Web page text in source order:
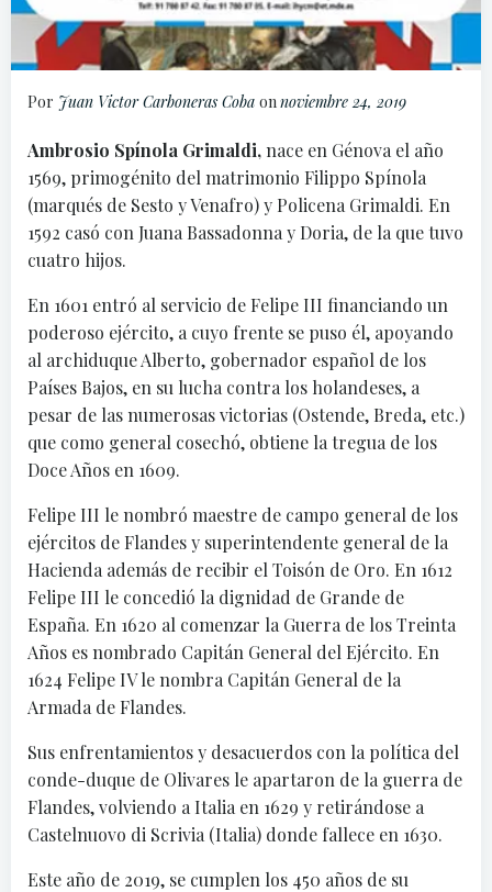
Por Juan Victor Carboneras Coba onnoviembre 24, 2019
Ambrosio Spínola Grimaldi,nace en Génova el año
1569, primogénito del matrimonio Filippo Spínola
(marqués de Sesto y Venafro) y Policena Grimaldi. En
1592 casó con Juana Bassadonna y Doria, de la que tuvo
cuatro hijos.
En 1601 entró al servicio de Felipe III financiando un
poderoso ejército, a cuyo frente se puso él, apoyando
al archiduque Alberto, gobernador español de los
Países Bajos, en su lucha contra los holandeses, a
pesar de las numerosas victorias (Ostende, Breda, etc.)
que como general cosechó, obtiene la tregua de los
Doce Años en 1609.
Felipe III le nombró maestre de campo general de los
ejércitos de Flandes y superintendente general de la
Hacienda además de recibir el Toisón de Oro. En 1612
Felipe III le concedió la dignidad de Grande de
España. En 1620 al comenzar la Guerra de los Treinta
Años es nombrado Capitán General del Ejército. En
1624 Felipe IV le nombra Capitán General de la
Armada de Flandes.
Sus enfrentamientos y desacuerdos con la política del
conde-duque de Olivares le apartaron de la guerra de
Flandes, volviendo a Italia en 1629 y retirándose a
Castelnuovo di Scrivia (Italia) donde fallece en 1630.
Este año de 2019, se cumplen los 450 años de su